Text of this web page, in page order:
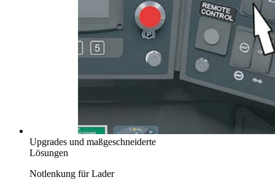
Upgrades und maßgeschneiderte
Lösungen
Notlenkung für Lader